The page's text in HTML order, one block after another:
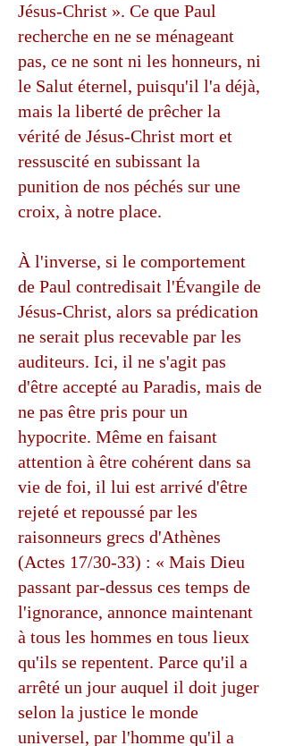
Jésus-Christ ». Ce que Paul
recherche en ne se ménageant
pas, ce ne sont ni les honneurs, ni
le Salut éternel, puisqu'il l'a déjà,
mais la liberté de prêcher la
vérité de Jésus-Christ mort et
ressuscité en subissant la
punition de nos péchés sur une
croix, à notre place.
À l'inverse, si le comportement
de Paul contredisait l'Évangile de
Jésus-Christ, alors sa prédication
ne serait plus recevable par les
auditeurs. Ici, il ne s'agit pas
d'être accepté au Paradis, mais de
ne pas être pris pour un
hypocrite. Même en faisant
attention à être cohérent dans sa
vie de foi, il lui est arrivé d'être
rejeté et repoussé par les
raisonneurs grecs d'Athènes
(Actes 17/30-33) : « Mais Dieu
passant par-dessus ces temps de
l'ignorance, annonce maintenant
à tous les hommes en tous lieux
qu'ils se repentent. Parce qu'il a
arrêté un jour auquel il doit juger
selon la justice le monde
universel, par l'homme qu'il a